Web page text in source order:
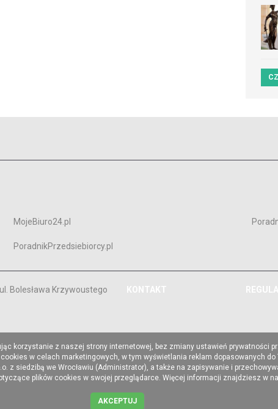
MojeBiuro24.pl
PoradnikPrzedsiebiorcy.pl
Bolesława Krzywoustego
KONTAKT
korzystanie z naszej strony internetowej, bez zmiany ustawień prywatności
w celach marketingowych, w tym wyświetlania reklam dopasowanych
z siedzibą we Wrocławiu (Administrator), a także na zapisywanie i
plików cookies w swojej przeglądarce. Więcej informacji znajdziesz w
AKCEPTUJ